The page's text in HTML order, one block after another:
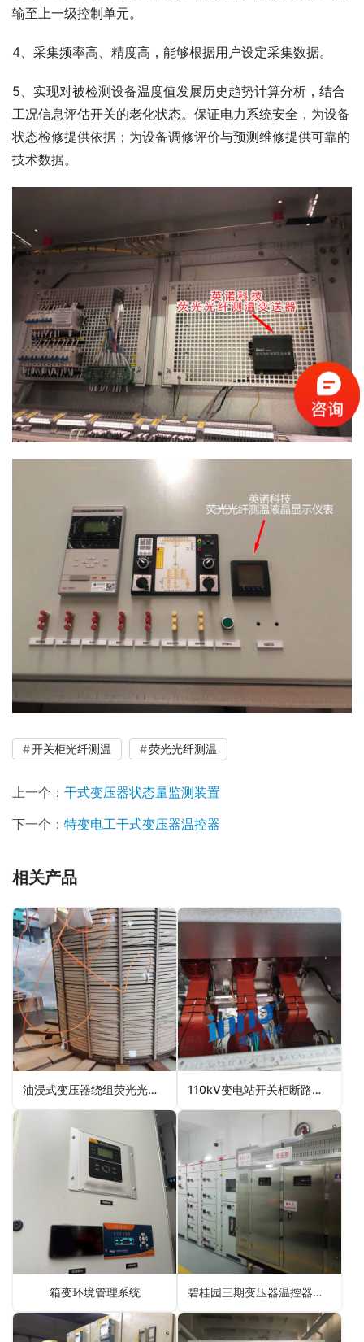
输至上一级控制单元。
4、采集频率高、精度高，能够根据用户设定采集数据。
5、实现对被检测设备温度值发展历史趋势计算分析，结合
工况信息评估开关的老化状态。保证电力系统安全，为设备
状态检修提供依据；为设备调修评价与预测维修提供可靠的
技术数据。
开关柜光纤测温 荧光光纤测温
上一个： 干式变压器状态量监测装置
下一个： 特变电工干式变压器温控器
相关产品
油浸式变压器绕组荧光光纤测温 110kV变电站开关柜断路器光纤测温系统
箱变环境管理系统 碧桂园三期变压器温控器项目